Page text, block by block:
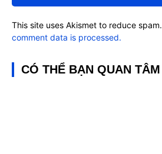
This site uses Akismet to reduce spam.
comment data is processed.
CÓ THỂ BẠN QUAN TÂM